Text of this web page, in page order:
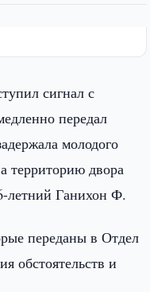
сигнал с
передал
молодого
территорию двора
летний Ганихон Ф.
переданы в Отдел
обстоятельств и